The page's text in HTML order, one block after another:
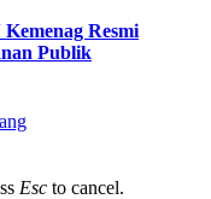
Resmi
Publik
Esc to cancel.